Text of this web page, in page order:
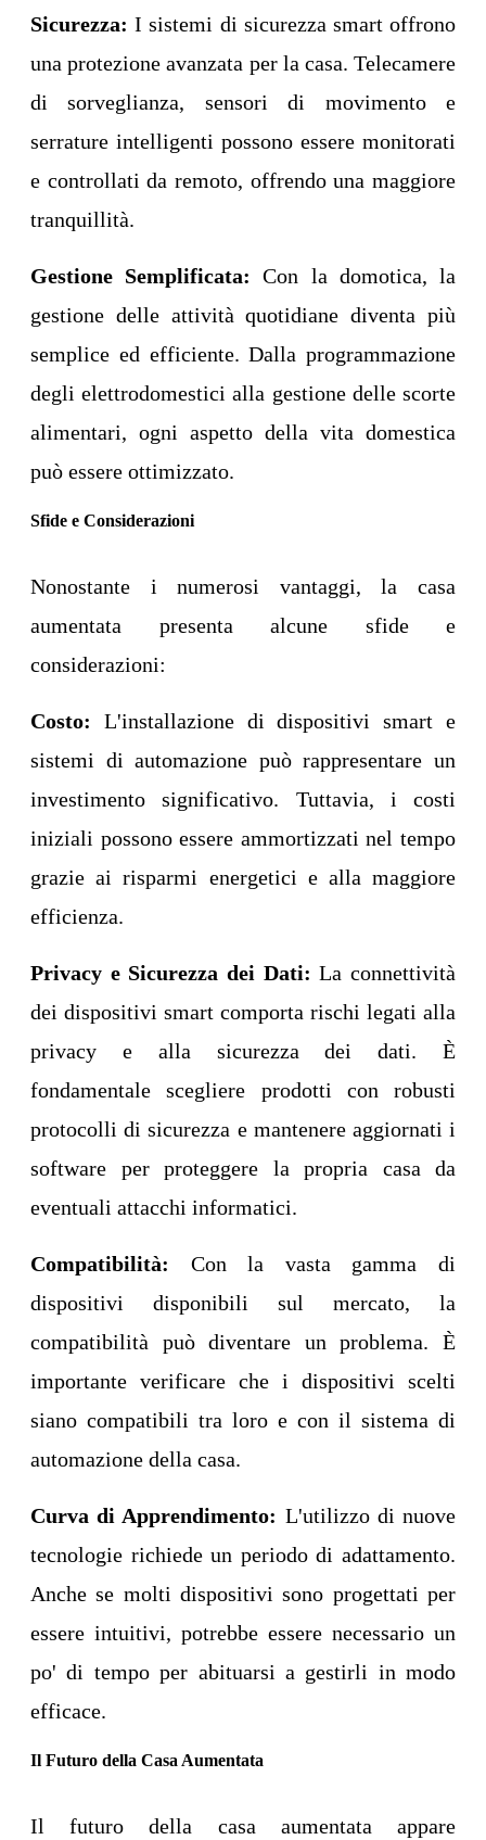
Sicurezza: I sistemi di sicurezza smart offrono
una protezione avanzata per la casa. Telecamere
di sorveglianza, sensori di movimento e
serrature intelligenti possono essere monitorati
e controllati da remoto, offrendo una maggiore
tranquillità.
Gestione Semplificata: Con la domotica, la
gestione delle attività quotidiane diventa più
semplice ed efficiente. Dalla programmazione
degli elettrodomestici alla gestione delle scorte
alimentari, ogni aspetto della vita domestica
può essere ottimizzato.
Sfide e Considerazioni
Nonostante i numerosi vantaggi, la casa
aumentata presenta alcune sfide e
considerazioni:
Costo: L'installazione di dispositivi smart e
sistemi di automazione può rappresentare un
investimento significativo. Tuttavia, i costi
iniziali possono essere ammortizzati nel tempo
grazie ai risparmi energetici e alla maggiore
efficienza.
Privacy e Sicurezza dei Dati: La connettività
dei dispositivi smart comporta rischi legati alla
privacy e alla sicurezza dei dati. È
fondamentale scegliere prodotti con robusti
protocolli di sicurezza e mantenere aggiornati i
software per proteggere la propria casa da
eventuali attacchi informatici.
Compatibilità: Con la vasta gamma di
dispositivi disponibili sul mercato, la
compatibilità può diventare un problema. È
importante verificare che i dispositivi scelti
siano compatibili tra loro e con il sistema di
automazione della casa.
Curva di Apprendimento: L'utilizzo di nuove
tecnologie richiede un periodo di adattamento.
Anche se molti dispositivi sono progettati per
essere intuitivi, potrebbe essere necessario un
po' di tempo per abituarsi a gestirli in modo
efficace.
Il Futuro della Casa Aumentata
Il futuro della casa aumentata appare